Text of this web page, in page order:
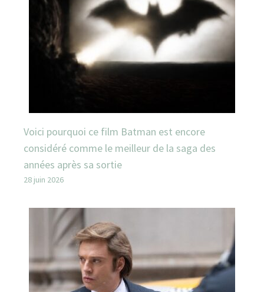
Voici pourquoi ce film Batman est encore
considéré comme le meilleur de la saga des
années après sa sortie
28 juin 2026